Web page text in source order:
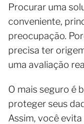
Procurar uma
conveniente,
preocupação.
precisa ter
uma avaliação
O mais seguro é
proteger seus
Assim, você